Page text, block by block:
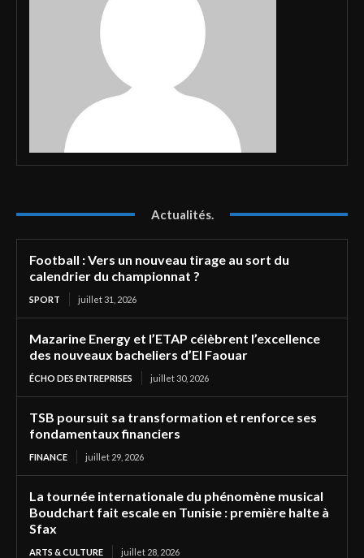
Actualités.
Football : Vers un nouveau tirage au sort du
calendrier du championnat ?
SPORT juillet 31, 2026
Mazarine Energy et l’ETAP célèbrent l’excellence
des nouveaux bacheliers d’El Faouar
ÉCHO DES ENTREPRISES juillet 30, 2026
TSB poursuit sa transformation et renforce ses
fondamentaux financiers
FINANCE juillet 29, 2026
La tournée internationale du phénomène musical
Boudchart fait escale en Tunisie : première halte à
Sfax
ARTS & CULTURE juillet 28, 2026